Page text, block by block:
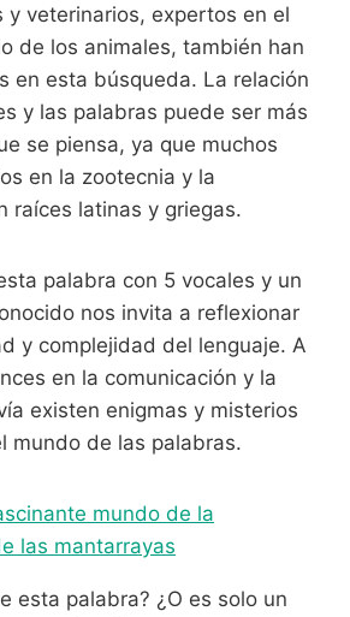
y veterinarios, expertos en el
de los animales, también han
en esta búsqueda. La relación
y las palabras puede ser más
se piensa, ya que muchos
en la zootecnia y la
raíces latinas y griegas.
palabra con 5 vocales y un
nos invita a reflexionar
y complejidad del lenguaje. A
en la comunicación y la
existen enigmas y misterios
mundo de las palabras.
mundo de la
las mantarrayas
esta palabra? ¿O es solo un